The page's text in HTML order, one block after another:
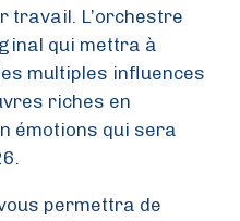
travail. L’orchestre
qui mettra à
multiples influences
riches en
émotions qui sera
permettra de